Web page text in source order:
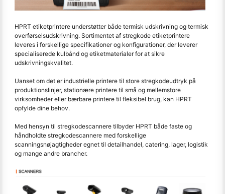
HPRT etiketprintere understøtter både termisk udskrivning og termisk
overførselsudskrivning. Sortimentet af stregkode etiketprintere
leveres i forskellige specifikationer og konfigurationer, der leverer
specialiserede kulbånd og etiketmaterialer for at sikre
udskrivningskvalitet.
Uanset om det er industrielle printere til store stregkodeudtryk på
produktionslinjer, stationære printere til små og mellemstore
virksomheder eller bærbare printere til fleksibel brug, kan HPRT
opfylde dine behov.
Med hensyn til stregkodescannere tilbyder HPRT både faste og
håndholdte stregkodescannere med forskellige
scanningsnøjagtigheder egnet til detailhandel, catering, lager, logistik
og mange andre brancher.